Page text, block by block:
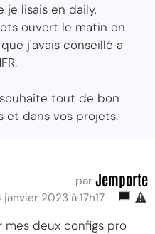
lisais en daily,
ouvert le matin en
j'avais conseillé a
tout de bon
et dans vos projets.
par Jemporte
janvier 2023 à 17h17
deux configs pro